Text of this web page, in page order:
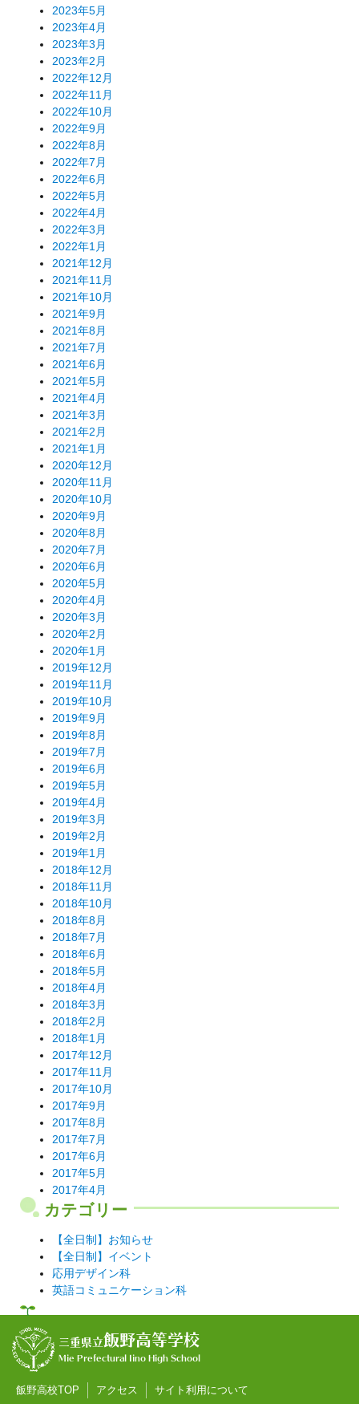
2023年5月
2023年4月
2023年3月
2023年2月
2022年12月
2022年11月
2022年10月
2022年9月
2022年8月
2022年7月
2022年6月
2022年5月
2022年4月
2022年3月
2022年1月
2021年12月
2021年11月
2021年10月
2021年9月
2021年8月
2021年7月
2021年6月
2021年5月
2021年4月
2021年3月
2021年2月
2021年1月
2020年12月
2020年11月
2020年10月
2020年9月
2020年8月
2020年7月
2020年6月
2020年5月
2020年4月
2020年3月
2020年2月
2020年1月
2019年12月
2019年11月
2019年10月
2019年9月
2019年8月
2019年7月
2019年6月
2019年5月
2019年4月
2019年3月
2019年2月
2019年1月
2018年12月
2018年11月
2018年10月
2018年8月
2018年7月
2018年6月
2018年5月
2018年4月
2018年3月
2018年2月
2018年1月
2017年12月
2017年11月
2017年10月
2017年9月
2017年8月
2017年7月
2017年6月
2017年5月
2017年4月
カテゴリー
【全日制】お知らせ
【全日制】イベント
応用デザイン科
英語コミュニケーション科
三重県立飯野高等学校
Mie Prefectural Iino High School
飯野高校TOP アクセス サイト利用について